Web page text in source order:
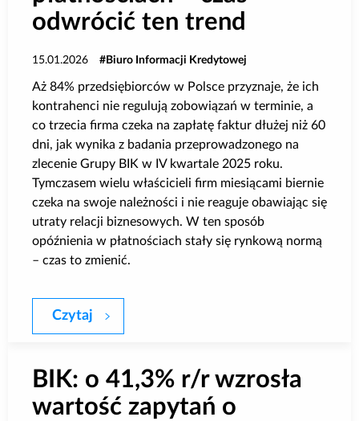
odwrócić ten trend
15.01.2026 Biuro Informacji Kredytowej
Aż 84% przedsiębiorców w Polsce przyznaje, że ich
kontrahenci nie regulują zobowiązań w terminie, a
co trzecia firma czeka na zapłatę faktur dłużej niż 60
dni, jak wynika z badania przeprowadzonego na
zlecenie Grupy BIK w IV kwartale 2025 roku.
Tymczasem wielu właścicieli firm miesiącami biernie
czeka na swoje należności i nie reaguje obawiając się
utraty relacji biznesowych. W ten sposób
opóźnienia w płatnościach stały się rynkową normą
– czas to zmienić.
Czytaj 84% firm w Polsce doświadcza
BIK: o 41,3% r/r wzrosła
wartość zapytań o